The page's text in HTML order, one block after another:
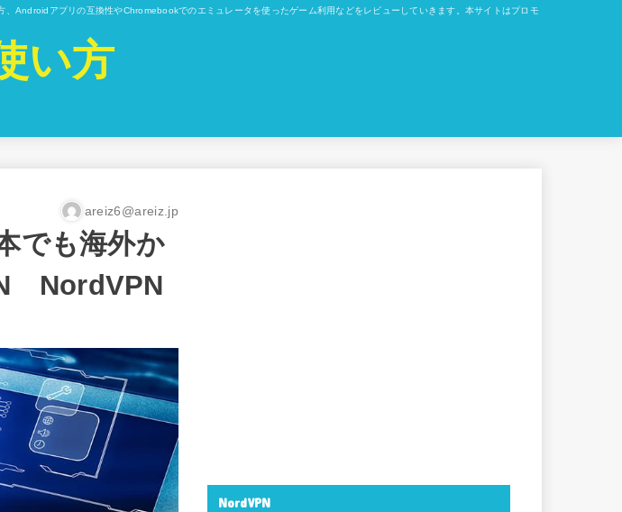
アプリの互換性やChromebookでのエミュレータを使ったゲーム利用などをレビューしていきます。本サイトはプロモ
い方
areiz6@areiz.jp
でも海外か
NordVPN
NordVPN